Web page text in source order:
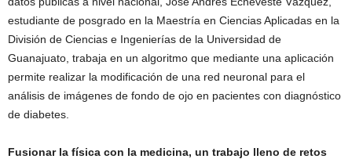
estudiante de posgrado en la Maestría en Ciencias Aplicadas en la
División de Ciencias e Ingenierías de la Universidad de
Guanajuato, trabaja en un algoritmo que mediante una aplicación
permite realizar la modificación de una red neuronal para el
análisis de imágenes de fondo de ojo en pacientes con diagnóstico
de diabetes.
Fusionar la física con la medicina, un trabajo lleno de retos